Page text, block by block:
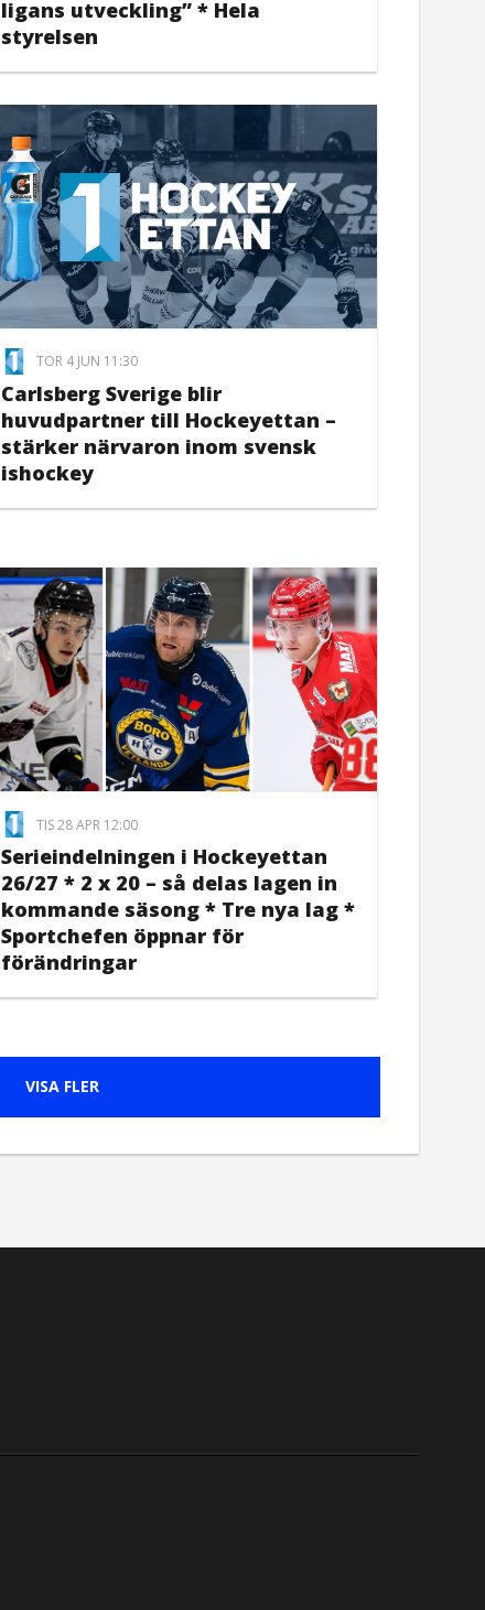
ligans utveckling” * Hela
styrelsen
TOR 4 JUN 11:30
Carlsberg Sverige blir
huvudpartner till Hockeyettan –
stärker närvaron inom svensk
ishockey
TIS 28 APR 12:00
Serieindelningen i Hockeyettan
26/27 * 2 x 20 – så delas lagen in
kommande säsong * Tre nya lag *
Sportchefen öppnar för
förändringar
VISA FLER